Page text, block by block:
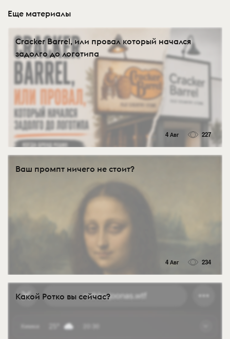
Еще материалы
Cracker Barrel, или провал который начался
задолго до логотипа
4 Авг 227
Ваш промпт ничего не стоит?
4 Авг 234
Какой Ротко вы сейчас?